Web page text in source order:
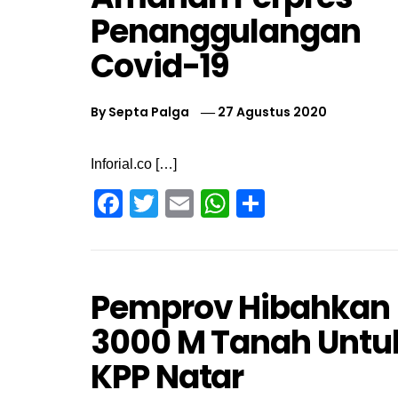
Penanggulangan
Covid-19
BySepta Palga 27 Agustus 2020
Inforial.co […]
Facebook
TwitterEmailWhatsApp
Pemprov Hibahkan
3000 M Tanah
KPP Natar